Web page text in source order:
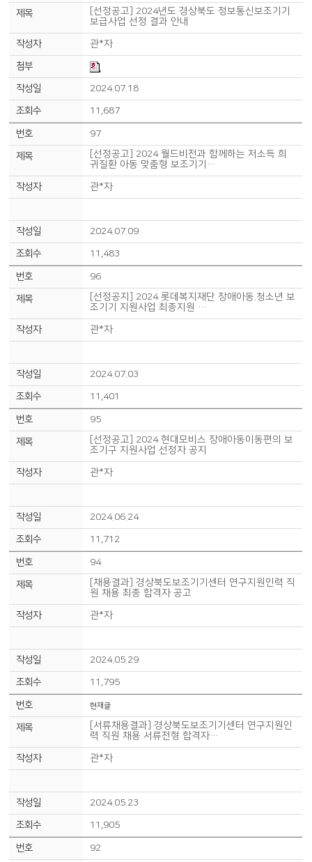
[선정공고] 2024년도 경상북도 정보통신보조기기
보급사업 선정 결과 안내
관*자
2024.07.18
11,687
97
[선정공고] 2024 월드비전과 함께하는 저소득 희
귀질환 아동 맞춤형 보조기기…
관*자
2024.07.09
11,483
96
[선정공지] 2024 롯데복지재단 장애아동.청소년 보
조기기 지원사업 최종지원 …
관*자
2024.07.03
11,401
95
[선정공고] 2024 현대모비스 장애아동이동편의 보
조기구 지원사업 선정자 공지
관*자
2024.06.24
11,712
94
[채용결과] 경상북도보조기기센터 연구지원인력 직
원 채용 최종 합격자 공고
관*자
2024.05.29
11,795
현재글
[서류채용결과] 경상북도보조기기센터 연구지원인
력 직원 채용 서류전형 합격자…
관*자
2024.05.23
11,905
92